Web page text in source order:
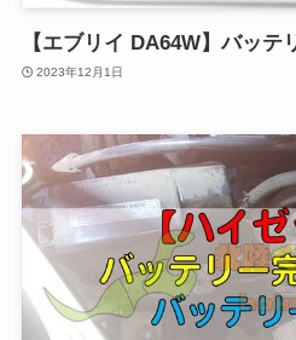
【エブリイ DA64W】バッテ
2023年12月1日